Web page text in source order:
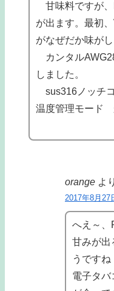
甘味料ですが、
が出ます。最初
がなぜだか味が
カンタル
しました。
sus316ノッチ
温度管理モード
orange よ
2017年8月27
へえ～、
甘みが出
うですね
電子タバ